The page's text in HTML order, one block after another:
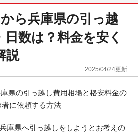
ら兵庫県の引っ越
日数は？料金を安く
説
2025/04/24更新
庫県へ引っ越しをしようとお考えの